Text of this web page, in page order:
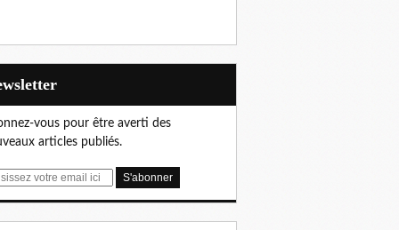
vous pour être averti des
articles publiés.